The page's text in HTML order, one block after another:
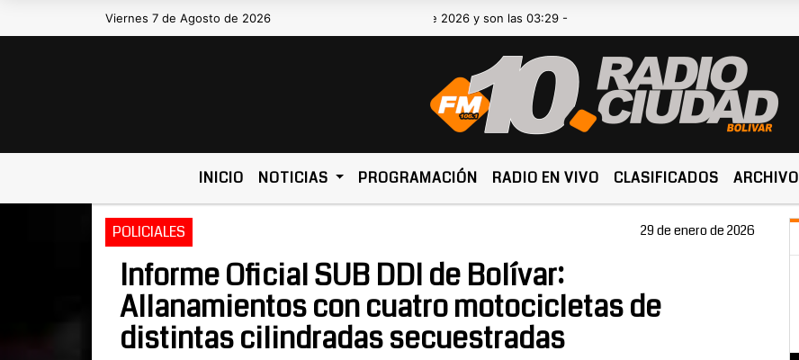
Viernes 7 de Agosto de 2026Hoy es Viernes 7 de Agosto de 2026 y son las 03:29 -
INICIO NOTICIAS PROGRAMACIÓN RADIO EN VIVO CLASIFICADOS ARCHIVO
POLICIALES 29 de enero de 2026
Informe Oficial SUB DDI de Bolívar:
Allanamientos con cuatro motocicletas de
distintas cilindradas secuestradas